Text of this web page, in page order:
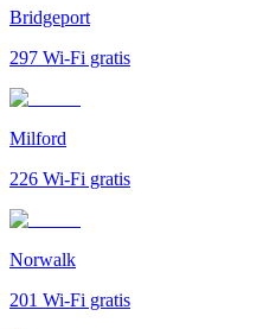
Bridgeport
297 Wi-Fi gratis
Milford
226 Wi-Fi gratis
Norwalk
201 Wi-Fi gratis